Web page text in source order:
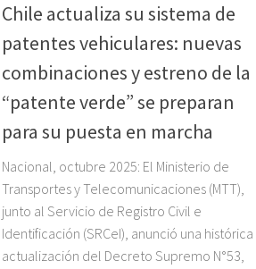
Chile actualiza su sistema de
patentes vehiculares: nuevas
combinaciones y estreno de la
“patente verde” se preparan
para su puesta en marcha
Nacional, octubre 2025: El Ministerio de
Transportes y Telecomunicaciones (MTT),
junto al Servicio de Registro Civil e
Identificación (SRCeI), anunció una histórica
actualización del Decreto Supremo N°53,